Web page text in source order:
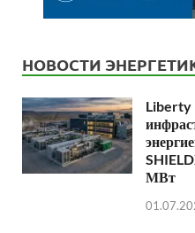
НОВОСТИ
Liberty
МВт